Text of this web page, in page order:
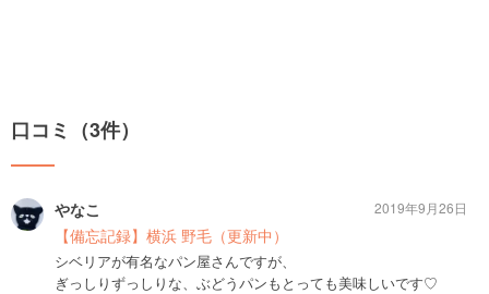
口コミ（3件）
やなこ
【備忘記録】横浜 野毛（更新中）
シベリアが有名なパン屋さんですが、
ぎっしりずっしりな、ぶどうパンもとっても美味しいです♡
2019年9月26日